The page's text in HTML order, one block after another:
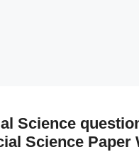
Science
Science Paper